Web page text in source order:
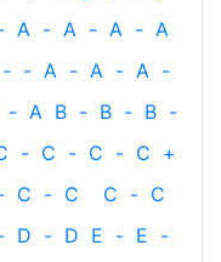
A - A - A - A
‐ - A - A - A -
- A B - B - B -
- C - C - C +
C - C C - C
D - D E - E -